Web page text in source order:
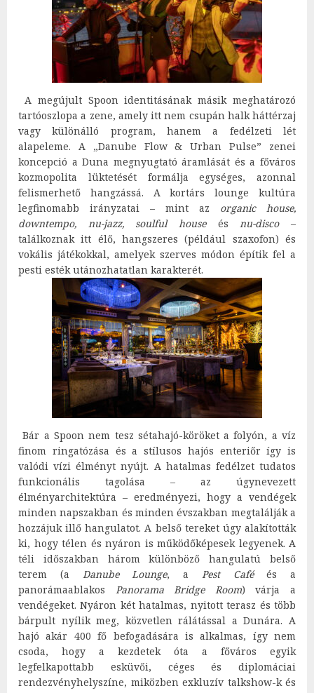
A megújult Spoon identitásának másik meghatározó
tartóoszlopa a zene, amely itt nem csupán halk háttérzaj
vagy különálló program, hanem a fedélzeti lét
alapeleme. A „Danube Flow & Urban Pulse” zenei
koncepció a Duna megnyugtató áramlását és a főváros
kozmopolita lüktetését formálja egységes, azonnal
felismerhető hangzássá. A kortárs lounge kultúra
legfinomabb irányzatai – mint az organic house,
downtempo, nu-jazz, soulful houseés nu-disco–
találkoznak itt élő, hangszeres (például szaxofon) és
vokális játékokkal, amelyek szerves módon építik fel a
pesti esték utánozhatatlan karakterét.
Bár a Spoon nem tesz sétahajó-köröket a folyón, a víz
finom ringatózása és a stílusos hajós enteriőr így is
valódi vízi élményt nyújt. A hatalmas fedélzet tudatos
funkcionális tagolása – az úgynevezett
élményarchitektúra – eredményezi, hogy a vendégek
minden napszakban és minden évszakban megtalálják a
hozzájuk illő hangulatot. A belső tereket úgy alakították
ki, hogy télen és nyáron is működőképesek legyenek. A
téli időszakban három különböző hangulatú belső
terem (a
Danube Lounge, a Pest Caféés a
panorámaablakos
Panorama Bridge Room) várja a
vendégeket. Nyáron két hatalmas, nyitott terasz és több
bárpult nyílik meg, közvetlen rálátással a Dunára. A
hajó akár 400 fő befogadására is alkalmas, így nem
csoda, hogy a kezdetek óta a főváros egyik
legfelkapottabb esküvői, céges és diplomáciai
rendezvényhelyszíne, miközben exkluzív talkshow-k és